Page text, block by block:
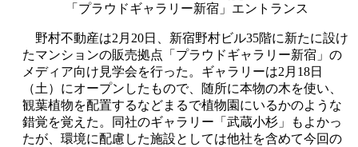
「プラウドギャラリー新宿」エントランス
野村不動産は2 月 20日、新宿野村ビル35階に新たに設け
たマンションの販売拠点「プラウドギャラリー新宿」の
メディア向け見学会を行った。ギャラリーは2 月 18日
（土）にオープンしたもので、随所に本物の木を使い、
観葉植物を配置するなどまるで植物園にいるかのような
錯覚を覚えた。同社のギャラリー「武蔵小杉」もよかっ
たが、環境に配慮した施設としては他社を含めて今回の